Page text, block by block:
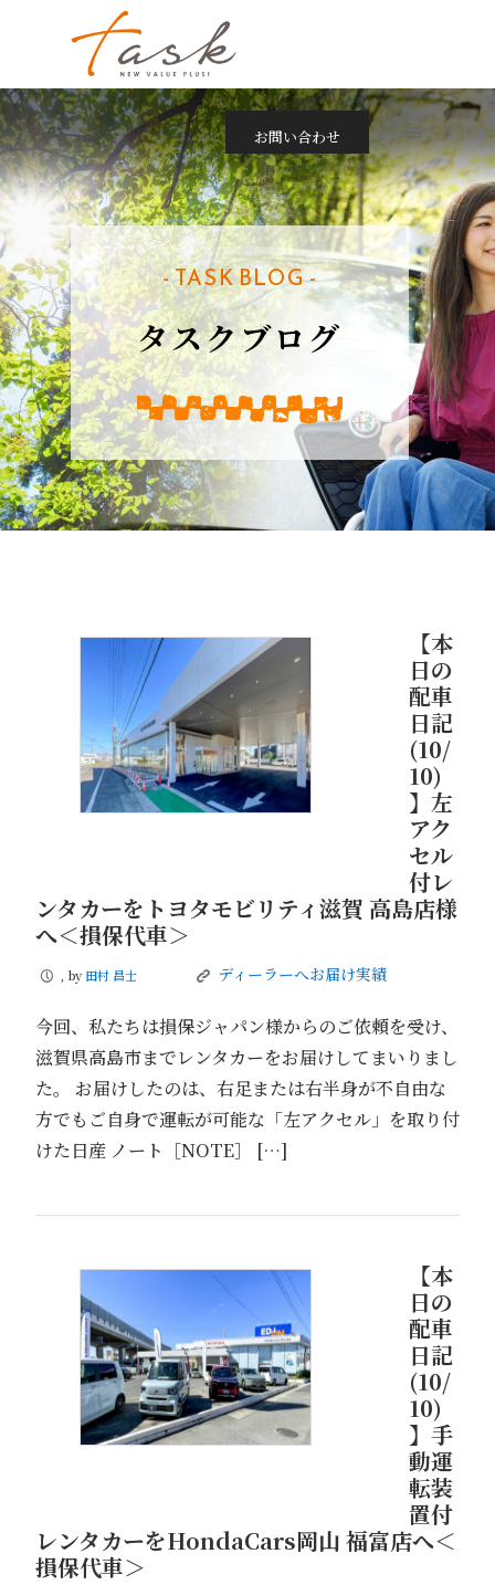
お問い合わせ
- TASK BLOG -
タスクブログ
【本
日の
配車
日記
(10/
10)
】左
アク
セル
付レ
ンタカーをトヨタモビリティ滋賀 高島店様
へ＜損保代車＞
P , by 田村 昌士 K ディーラーへお届け実績
今回、私たちは損保ジャパン様からのご依頼を受け、
滋賀県高島市までレンタカーをお届けしてまいりまし
た。 お届けしたのは、右足または右半身が不自由な
方でもご自身で運転が可能な「左アクセル」を取り付
けた日産 ノート［NOTE］ […]
【本
日の
配車
日記
(10/
10)
】手
動運
転装
置付
レンタカーをHondaCars岡山 福富店へ＜
損保代車＞